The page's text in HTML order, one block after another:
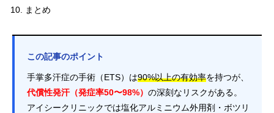
まとめ
この記事のポイント
手掌多汗症の手術（ETS）は90%以上の有効率を持つが、
代償性発汗（発症率50〜98%） の深刻なリスクがある。
アイシークリニックでは塩化アルミニウム外用剤・ボツリ